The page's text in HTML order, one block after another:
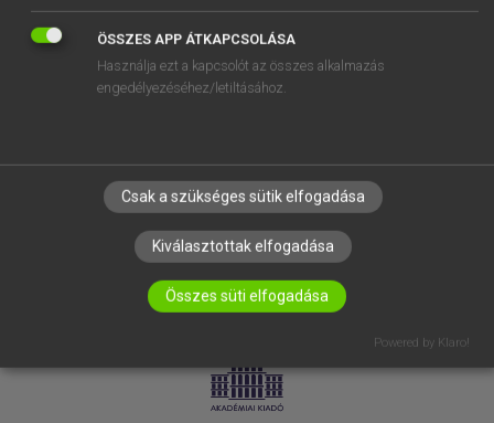
RÓLUNK
ELÉRHETŐSÉG
SÜTI BEÁLLÍTÁSOK
LICENCSZERZŐDÉS ADATVÉDELEM
ÖSSZES APP ÁTKAPCSOLÁSA
Használja ezt a kapcsolót az összes alkalmazás
engedélyezéséhez/letiltásához.
Csak a szükséges sütik elfogadása
Kiválasztottak elfogadása
Összes süti elfogadása
Powered by Klaro!